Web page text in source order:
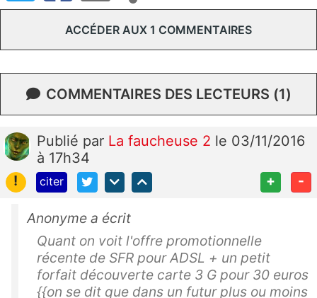
ACCÉDER AUX 1 COMMENTAIRES
COMMENTAIRES DES LECTEURS (1)
Publié par La faucheuse 2 le 03/11/2016
à 17h34
!
citer + -
Anonyme a écrit
Quant on voit l'offre promotionnelle
récente de SFR pour ADSL + un petit
forfait découverte carte 3 G pour 30 euros
{{on se dit que dans un futur plus ou moins